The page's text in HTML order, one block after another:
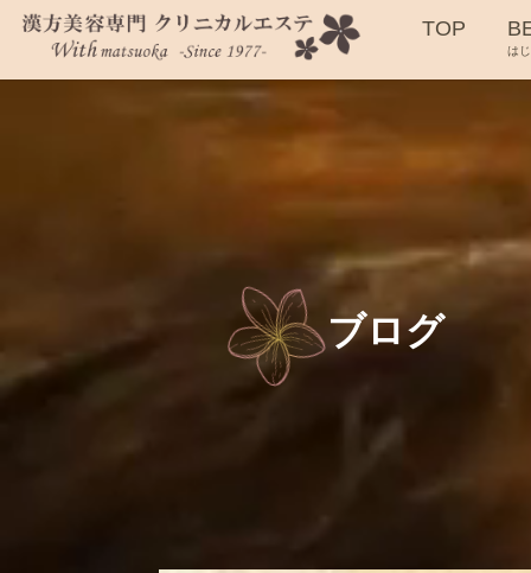
TOP
は
ブログ